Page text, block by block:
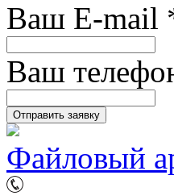
Ваш E-mail
Ваш
Файловый